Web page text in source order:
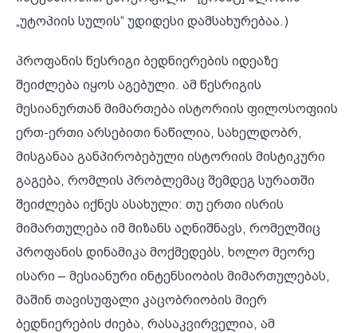
„უტოპიის სულის“ უდიდესი დამსახურებაა.)
პროფანის წესრიგი ბედნიერების იდეაზე
შეიძლება იყოს აგებული. ამ წესრიგის
მესიანურთან მიმართება ისტორიის ფილოსოფიის
ერთ-ერთი არსებითი ნაწილია, სახელდობრ,
მისგანაა განპირობებული ისტორიის მისტიკური
გაგება, რომლის პრობლემაც შემდეგ სურათში
შეიძლება იქნეს ასახული: თუ ერთი ისრის
მიმართულება იმ მიზანს აღნიშნავს, რომელშიც
პროფანის დინამიკა მოქმედებს, ხოლო მეორე
ისარი – მესიანური ინტენსიობის მიმართულებას,
მაშინ თავისუფალი კაცობრიობის მიერ
ბედნიერების ძიება, რასაკვირველია, ამ